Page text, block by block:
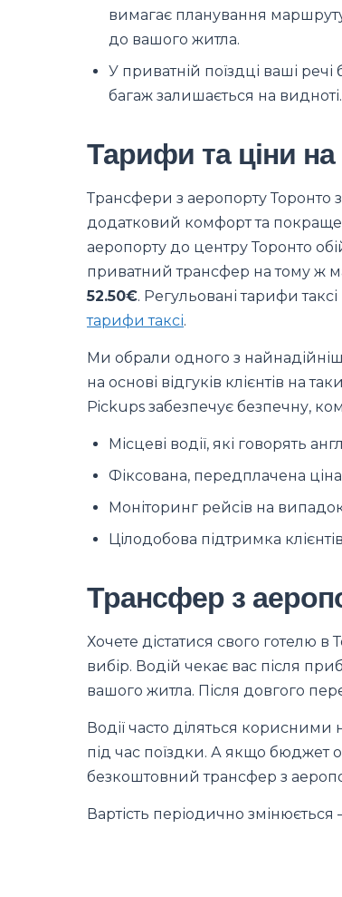
вимагає планування
до вашого житла.
У приватній поїздці ваші
багаж залишається на видноті.
Тарифи та ціни
Трансфери з аеропорту Торонто
додатковий комфорт та
аеропорту до центру Торонто
приватний трансфер на тому ж
52.50€. Регульовані тарифи таксі
тарифи таксі.
Ми обрали одного з
на основі відгуків клієнтів на
Pickups забезпечує безпечну,
Місцеві водії, які говорять
Фіксована, передплачена ціна
Моніторинг рейсів на
Цілодобова підтримка
Трансфер з
Хочете дістатися свого
вибір. Водій чекає вас після
вашого житла. Після довгого
Водії часто діляться корисними
під час поїздки. А якщо бюджет
безкоштовний трансфер з
Вартість періодично